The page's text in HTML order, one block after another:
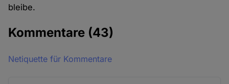
bleibe.
Kommentare (43)
Netiquette für Kommentare